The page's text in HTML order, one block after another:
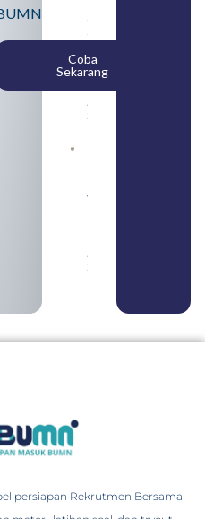
Coba
Sekarang
SMA
Syarat,
Posisi,
dan
Cara
Daftar
August 5,
2026
yang
August 4,
2026
persiapan Rekrutmen Bersama